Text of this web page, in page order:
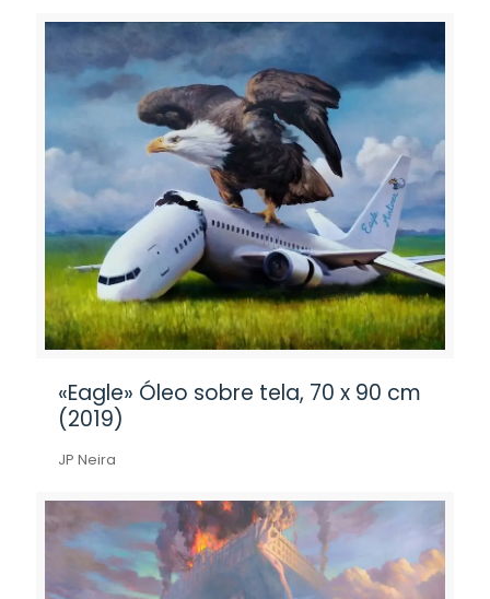
«Eagle» Óleo sobre tela, 70 x 90 cm
(2019)
JP Neira